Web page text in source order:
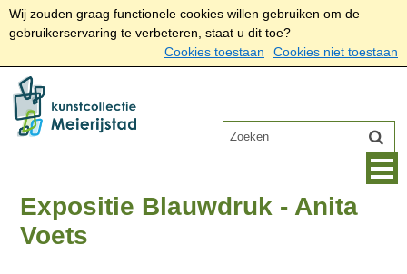
Wij zouden graag functionele cookies willen gebruiken om de
gebruikerservaring te verbeteren, staat u dit toe?
Cookies toestaan
Cookies niet toestaan
Expositie Blauwdruk - Anita
Voets